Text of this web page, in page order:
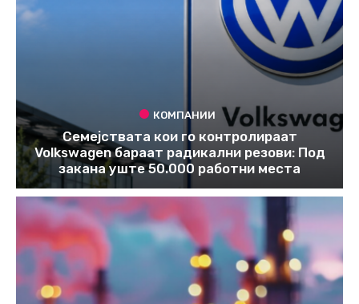
КОМПАНИИ
Семејствата кои го контролираат
Volkswagen бараат радикални резови: Под
закана уште 50.000 работни места